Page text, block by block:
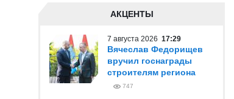
АКЦЕНТЫ
7 августа 2026 17:29
Вячеслав Федорищев
вручил госнаграды
строителям региона
747